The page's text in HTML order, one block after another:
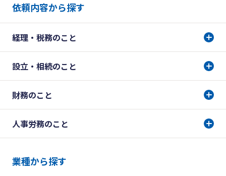
依頼内容から探す
経理・税務のこと
設立・相続のこと
財務のこと
人事労務のこと
業種から探す